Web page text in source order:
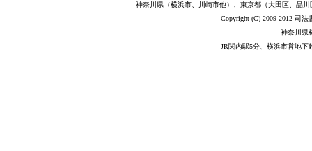
神奈川県（横浜市、川崎市他）、東京都（大田区、品
Copyright (C) 2009-2012 司
神奈川県
JR関内駅5分、横浜市営地